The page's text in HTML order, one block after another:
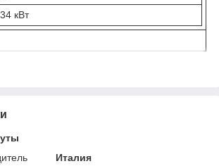
кВт
Италия